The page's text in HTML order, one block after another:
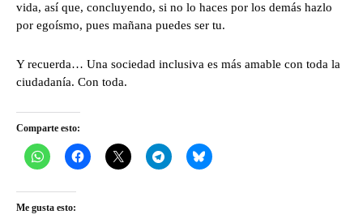
vida, así que, concluyendo, si no lo haces por los demás hazlo
por egoísmo, pues mañana puedes ser tu.
Y recuerda… Una sociedad inclusiva es más amable con toda la
ciudadanía. Con toda.
Comparte esto:
Me gusta esto: